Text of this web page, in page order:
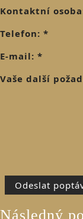
Kontaktní
Telefon: *
E-mail: *
Vaše další
Následný